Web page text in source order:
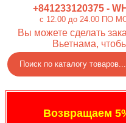
+841233120375-
c 12.00 до 24.00 ПО
Вы можете сделать
Вьетнама,
Возвращаем